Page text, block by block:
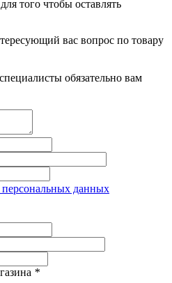
для того чтобы оставлять
вас вопрос по товару
обязательно вам
персональных данных
*